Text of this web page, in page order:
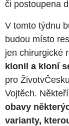
či postoupena
V tomto týdnu
budou místo
jen chirurgické
klonil a kloní
pro
Vojtěch.
obavy
varianty,